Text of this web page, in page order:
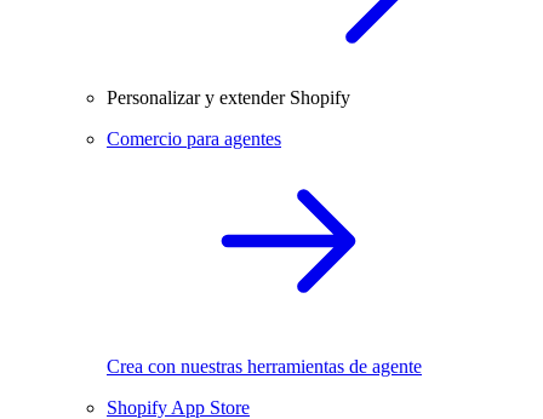
Personalizar y extender Shopify
Comercio para agentes
Crea con nuestras herramientas de agente
Shopify App Store